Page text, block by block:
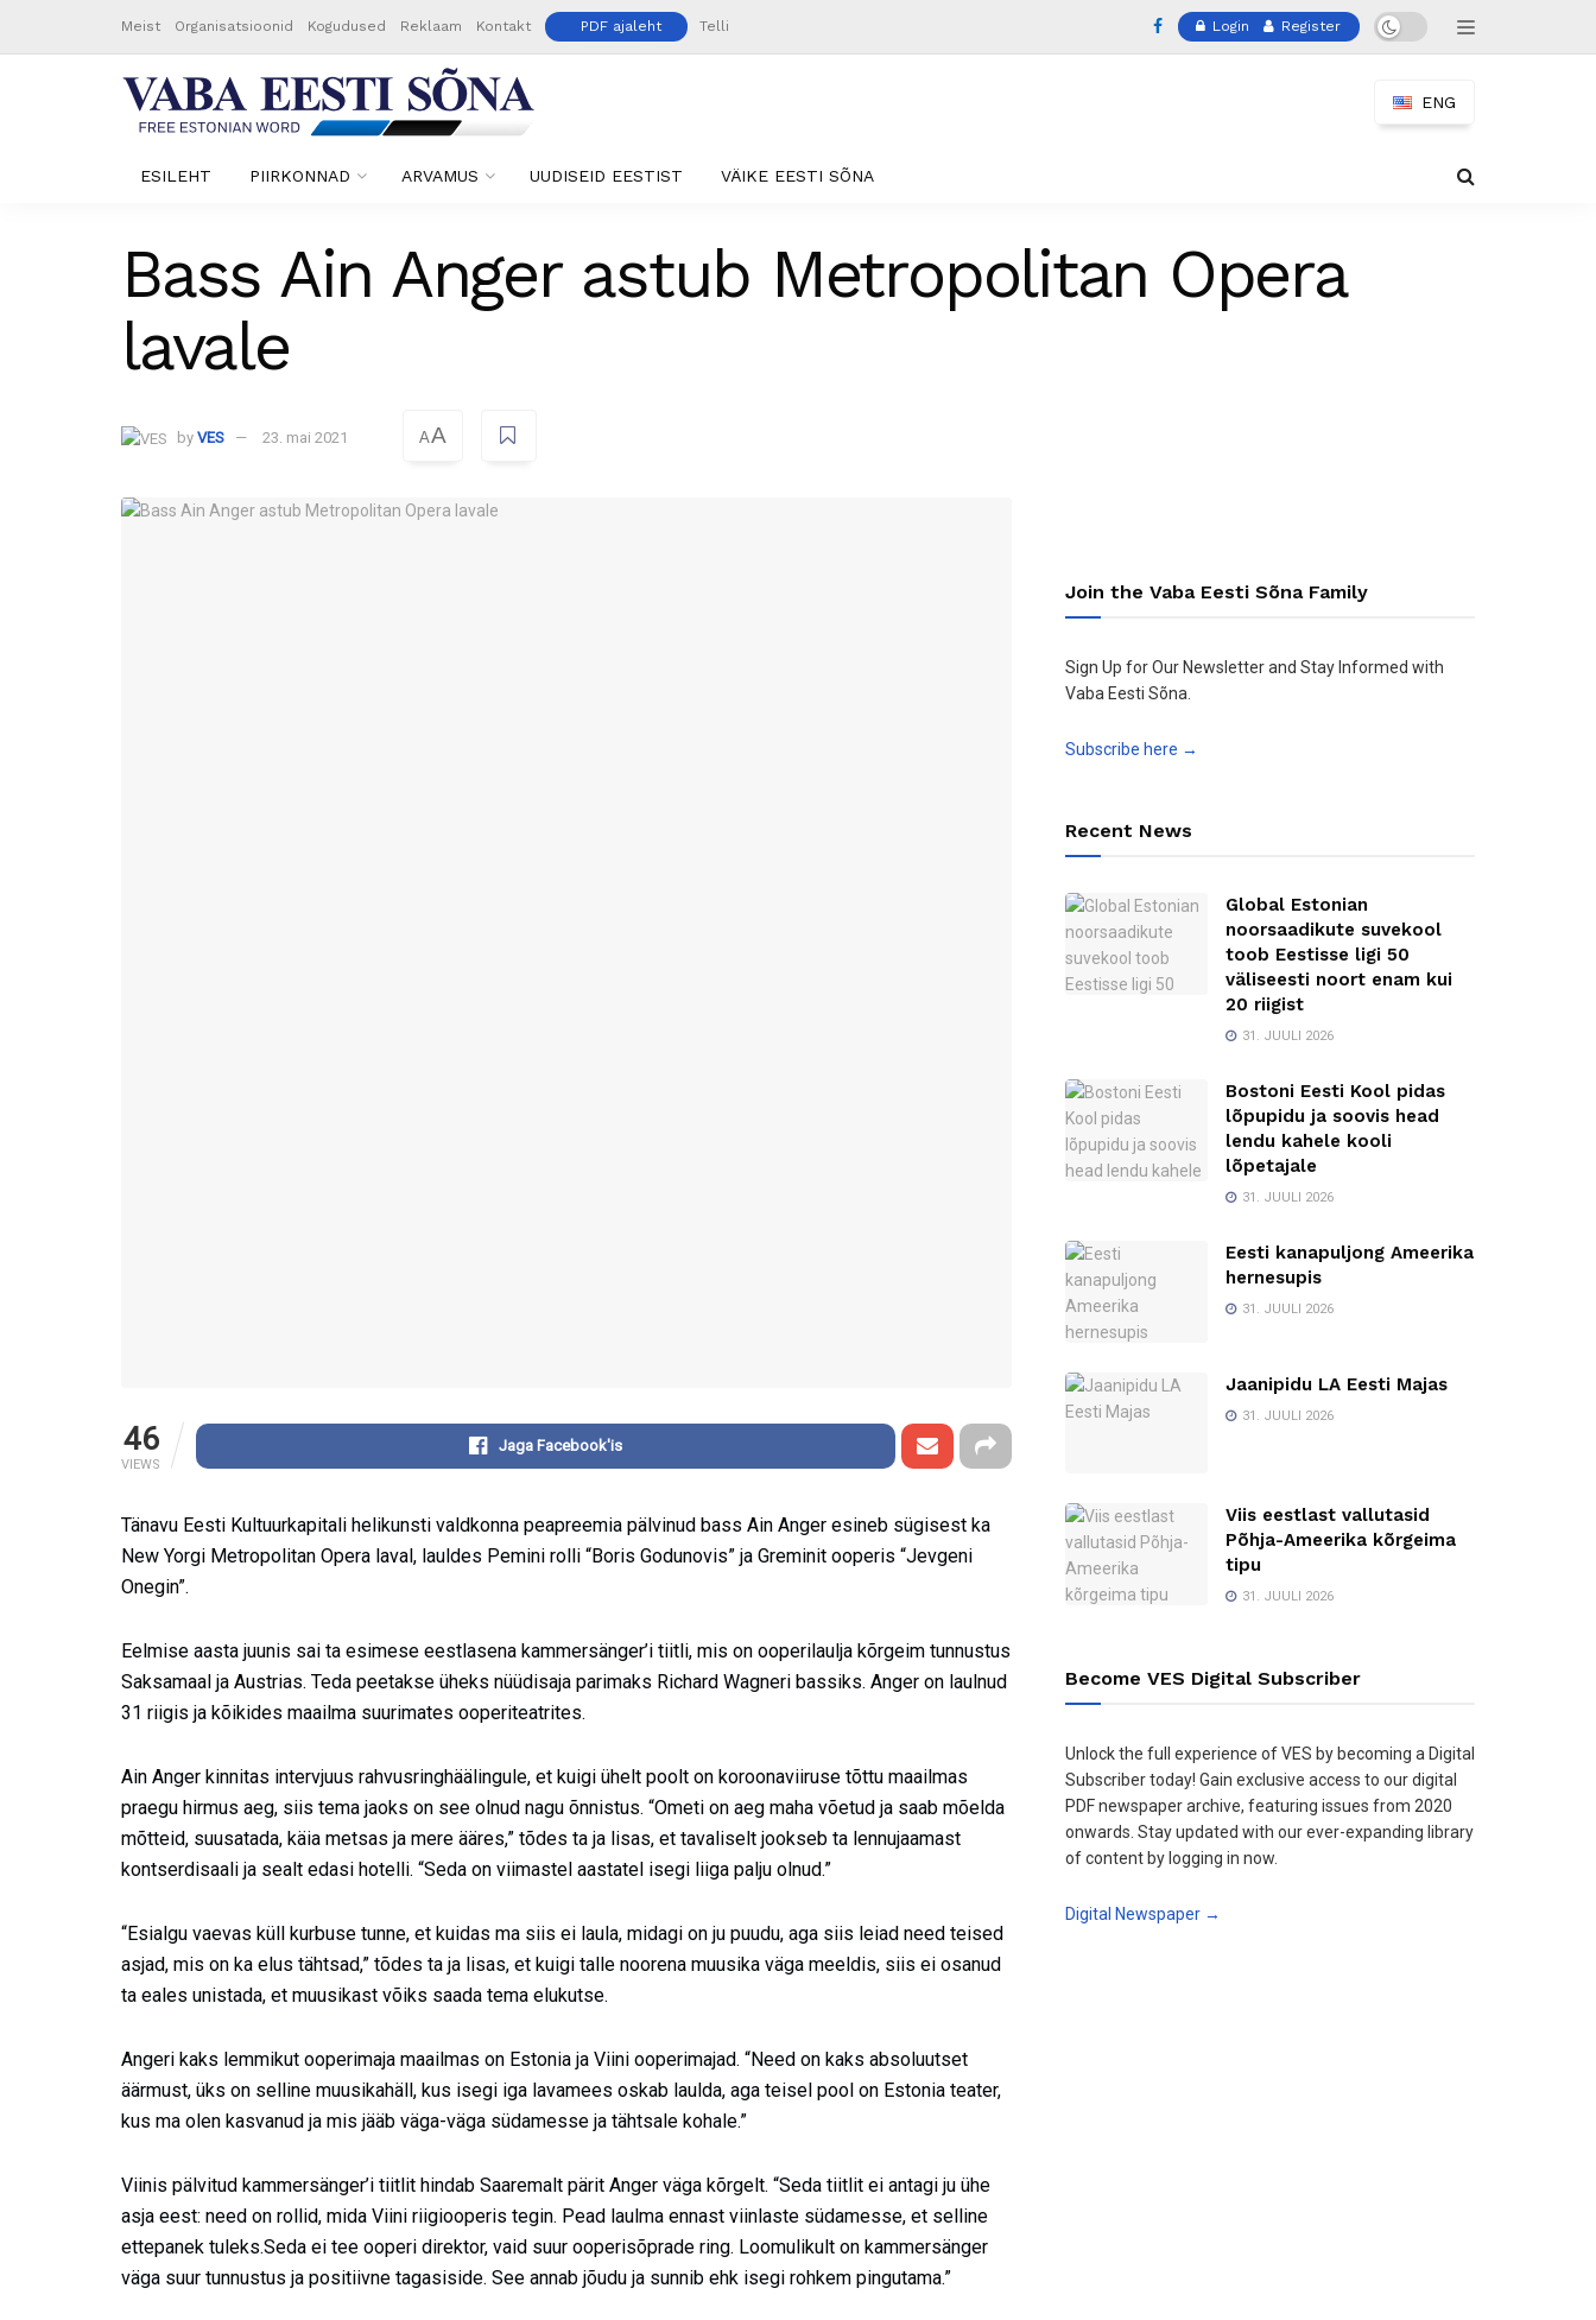
Meist Organisatsioonid Kogudused Reklaam Kontakt PDF ajaleht Telli Login Register
ENG
ESILEHT PIIRKONNAD ARVAMUS UUDISEID EESTIST VÄIKE EESTI SÕNA
Bass Ain Anger astub Metropolitan Opera
lavale
by VES 23. mai 2021 AA
46
VIEWS
Jaga Facebook'is
Tänavu Eesti Kultuurkapitali helikunsti valdkonna peapreemia pälvinud bass Ain Anger esineb sügisest ka
New Yorgi Metropolitan Opera laval, lauldes Pemini rolli “Boris Godunovis” ja Greminit ooperis “Jevgeni
Onegin”.
Eelmise aasta juunis sai ta esimese eestlasena kammersänger’i tiitli, mis on ooperilaulja kõrgeim tunnustus
Saksamaal ja Austrias. Teda peetakse üheks nüüdisaja parimaks Richard Wagneri bassiks. Anger on laulnud
31 riigis ja kõikides maailma suurimates ooperiteatrites.
Ain Anger kinnitas intervjuus rahvusringhäälingule, et kuigi ühelt poolt on koroonaviiruse tõttu maailmas
praegu hirmus aeg, siis tema jaoks on see olnud nagu õnnistus. “Ometi on aeg maha võetud ja saab mõelda
mõtteid, suusatada, käia metsas ja mere ääres,” tõdes ta ja lisas, et tavaliselt jookseb ta lennujaamast
kontserdisaali ja sealt edasi hotelli. “Seda on viimastel aastatel isegi liiga palju olnud.”
“Esialgu vaevas küll kurbuse tunne, et kuidas ma siis ei laula, midagi on ju puudu, aga siis leiad need teised
asjad, mis on ka elus tähtsad,” tõdes ta ja lisas, et kuigi talle noorena muusika väga meeldis, siis ei osanud
ta eales unistada, et muusikast võiks saada tema elukutse.
Angeri kaks lemmikut ooperimaja maailmas on Estonia ja Viini ooperimajad. “Need on kaks absoluutset
äärmust, üks on selline muusikahäll, kus isegi iga lavamees oskab laulda, aga teisel pool on Estonia teater,
kus ma olen kasvanud ja mis jääb väga-väga südamesse ja tähtsale kohale.”
Viinis pälvitud kammersänger’i tiitlit hindab Saaremalt pärit Anger väga kõrgelt. “Seda tiitlit ei antagi ju ühe
asja eest: need on rollid, mida Viini riigiooperis tegin. Pead laulma ennast viinlaste südamesse, et selline
ettepanek tuleks.Seda ei tee ooperi direktor, vaid suur ooperisõprade ring. Loomulikult on kammersänger
väga suur tunnustus ja positiivne tagasiside. See annab jõudu ja sunnib ehk isegi rohkem pingutama.”
Join the Vaba Eesti Sõna Family
Sign Up for Our Newsletter and Stay Informed with
Vaba Eesti Sõna.
Subscribe here →
Recent News
Global Estonian
noorsaadikute suvekool
toob Eestisse ligi 50
väliseesti noort enam kui
20 riigist
31. JUULI 2026
Bostoni Eesti Kool pidas
lõpupidu ja soovis head
lendu kahele kooli
lõpetajale
31. JUULI 2026
Eesti kanapuljong Ameerika
hernesupis
31. JUULI 2026
Jaanipidu LA Eesti Majas
31. JUULI 2026
Viis eestlast vallutasid
Põhja-Ameerika kõrgeima
tipu
31. JUULI 2026
Become VES Digital Subscriber
Unlock the full experience of VES by becoming a Digital
Subscriber today! Gain exclusive access to our digital
PDF newspaper archive, featuring issues from 2020
onwards. Stay updated with our ever-expanding library
of content by logging in now.
Digital Newspaper →